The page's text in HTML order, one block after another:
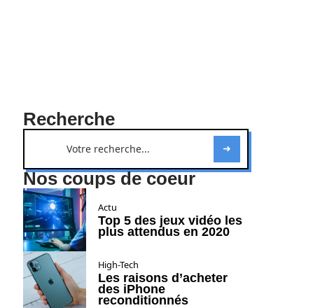
Recherche
Nos coups de coeur
Actu
Top 5 des jeux vidéo les
plus attendus en 2020
High-Tech
Les raisons d’acheter
des iPhone
reconditionnés